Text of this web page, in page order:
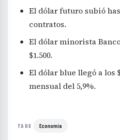
El dólar futuro subió
contratos.
El dólar minorista
$1.500.
El dólar blue llegó a los
mensual del 5,9%.
TAGS Economía